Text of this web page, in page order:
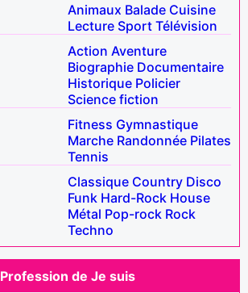
Animaux Balade Cuisine
Lecture Sport Télévision
Action Aventure
Biographie Documentaire
Historique Policier
Science fiction
Fitness Gymnastique
Marche Randonnée Pilates
Tennis
Classique Country Disco
Funk Hard-Rock House
Métal Pop-rock Rock
Techno
Profession de Je suis